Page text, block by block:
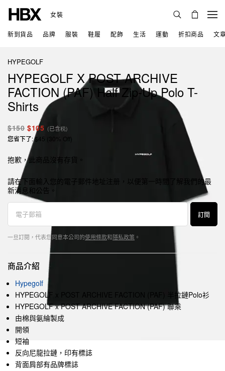
女裝
新到貨品 品牌 服裝 鞋履 配飾 生活 運動 折扣商品 文
HYPEGOLF
HYPEGOLF X POST ARCHIVE
FACTION (PAF) Half Zip-Up Polo T-
Shirts
$150 $105 (已含税)
您省下了: $45 (30% Off)
抱歉，此商品沒有存貨。
請在下面輸入您的電子郵件地址注册，以便第一時間了解我們的最
新消息和公告。
訂閱
一旦訂閱，代表您同意本公司的使用條款和隱私政策 。
商品介紹
Hypegolf
HYPEGOLF x POST ARCHIVE FACTION (PAF) 半拉鏈Polo衫
HYPEGOLF x POST ARCHIVE FACTION (PAF) 聯乘
由棉與氨綸製成
開領
短袖
反向尼龍拉鏈，印有標誌
背面肩部有品牌標誌